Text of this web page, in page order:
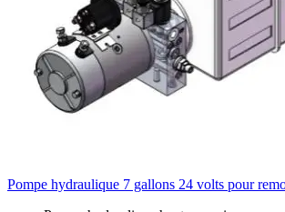
Pompe hydraulique 7 gallons 24 volts pour